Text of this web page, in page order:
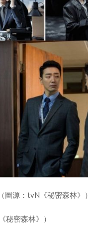
（圖源：tvN《秘密森林》）
秘密森林》）